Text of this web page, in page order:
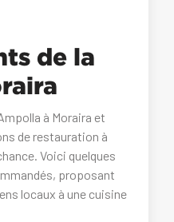
de la
à Moraira et
de restauration à
Voici quelques
proposant
locaux à une cuisine